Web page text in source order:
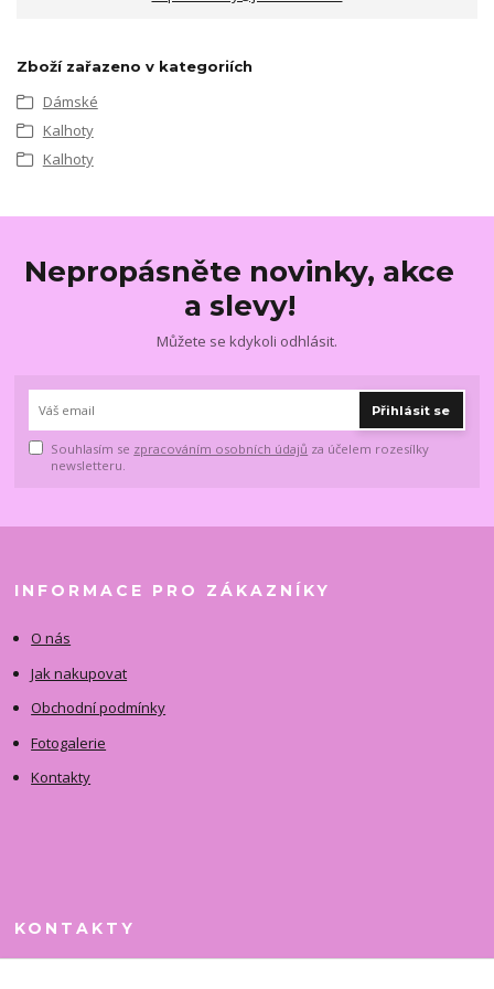
Zboží zařazeno v kategoriích
Dámské
Kalhoty
Kalhoty
Nepropásněte novinky, akce
a slevy!
Můžete se kdykoli odhlásit.
Přihlásit se
Souhlasím se zpracováním osobních údajů za účelem rozesílky
newsletteru.
INFORMACE PRO ZÁKAZNÍKY
O nás
Jak nakupovat
Obchodní podmínky
Fotogalerie
Kontakty
KONTAKTY